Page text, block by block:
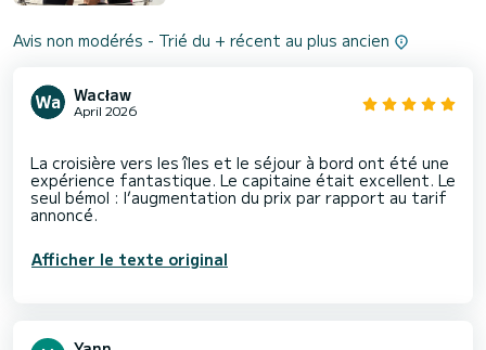
Avis non modérés - Trié du + récent au plus ancien
Wacław
April 2026
La croisière vers les îles et le séjour à bord ont été une
expérience fantastique. Le capitaine était excellent. Le
seul bémol : l’augmentation du prix par rapport au tarif
Afficher le texte original